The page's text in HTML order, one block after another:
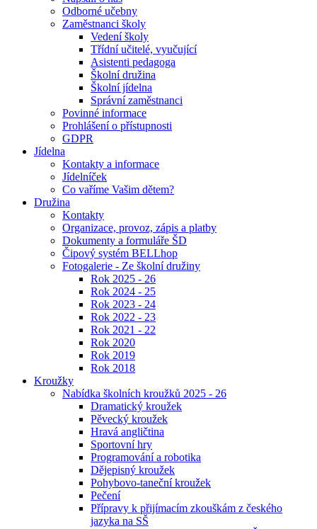
Odborné učebny
Zaměstnanci školy
Vedení školy
Třídní učitelé, vyučující
Asistenti pedagoga
Školní družina
Školní jídelna
Správní zaměstnanci
Povinné informace
Prohlášení o přístupnosti
GDPR
Jídelna
Kontakty a informace
Jídelníček
Co vaříme Vašim dětem?
Družina
Kontakty
Organizace, provoz, zápis a platby
Dokumenty a formuláře ŠD
Čipový systém BELLhop
Fotogalerie - Ze školní družiny
Rok 2025 - 26
Rok 2024 - 25
Rok 2023 - 24
Rok 2022 - 23
Rok 2021 - 22
Rok 2020
Rok 2019
Rok 2018
Kroužky
Nabídka školních kroužků 2025 - 26
Dramatický kroužek
Pěvecký kroužek
Hravá angličtina
Sportovní hry
Programování a robotika
Dějepisný kroužek
Pohybovo-taneční kroužek
Pečení
Přípravy k přijímacím zkouškám z českého
jazyka na SŠ